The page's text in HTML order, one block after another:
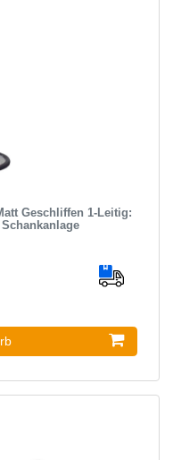
Geschliffen 1-Leitig: